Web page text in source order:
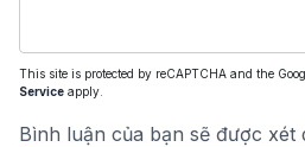
This site is protected by reCAPTCHA and the
Service apply.
Bình luận của bạn sẽ được xét